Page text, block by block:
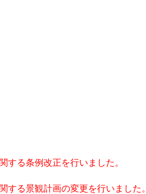
る条例改正を行いました。
る景観計画の変更を行いました。